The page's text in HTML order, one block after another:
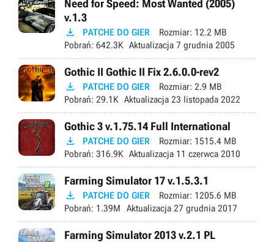
Need for Speed: Most Wanted (2005)
v.1.3
 PATCHE DO GIER Rozmiar: 12.2 MB
Pobrań: 642.3K Aktualizacja 7 grudnia 2005
Gothic II Gothic II Fix 2.6.0.0-rev2
 PATCHE DO GIER Rozmiar: 2.9 MB
Pobrań: 29.1K Aktualizacja 23 listopada 2022
Gothic 3 v.1.75.14 Full International
 PATCHE DO GIER Rozmiar: 1515.4 MB
Pobrań: 316.9K Aktualizacja 11 czerwca 2010
Farming Simulator 17 v.1.5.3.1
 PATCHE DO GIER Rozmiar: 1205.6 MB
Pobrań: 1.39M Aktualizacja 27 grudnia 2017
Farming Simulator 2013 v.2.1 PL